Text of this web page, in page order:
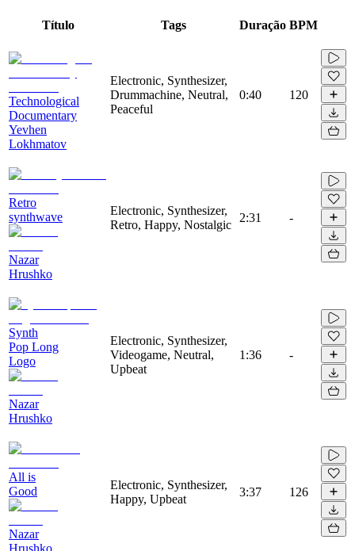
Título Tags Duração BPM
Technological
Documentary
Yevhen
Lokhmatov
Electronic, Synthesizer,
Drummachine, Neutral,
Peaceful
0:40 120
Retro
synthwave
Nazar
Hrushko
Electronic, Synthesizer,
Retro, Happy, Nostalgic
2:31 -
Synth
Pop Long
Logo
Nazar
Hrushko
Electronic, Synthesizer,
Videogame, Neutral,
Upbeat
1:36 -
All is
Good
Nazar
Hrushko
Electronic, Synthesizer,
Happy, Upbeat
3:37 126